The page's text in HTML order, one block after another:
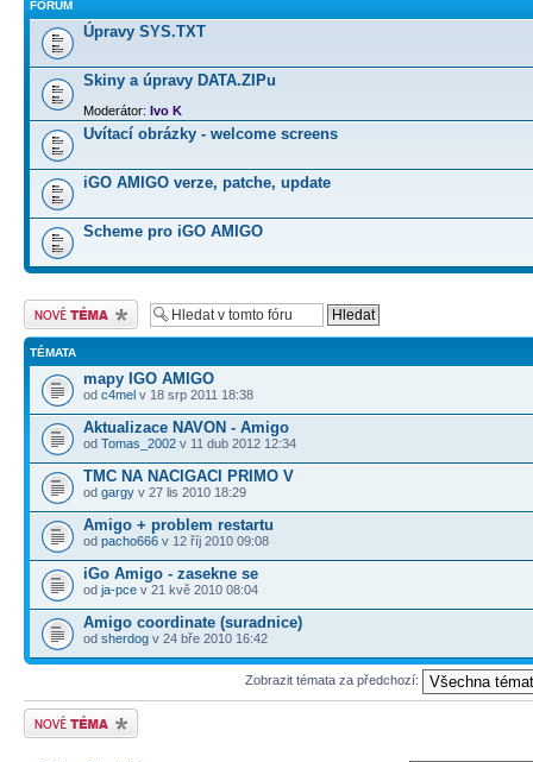
FÓRUM
Úpravy SYS.TXT
Skiny a úpravy DATA.ZIPu
Moderátor: Ivo K
Uvítací obrázky - welcome screens
iGO AMIGO verze, patche, update
Scheme pro iGO AMIGO
Odeslat nové téma
TÉMATA
mapy IGO AMIGO
od c4mel v 18 srp 2011 18:38
Aktualizace NAVON - Amigo
od Tomas_2002 v 11 dub 2012 12:34
TMC NA NACIGACI PRIMO V
od gargy v 27 lis 2010 18:29
Amigo + problem restartu
od pacho666 v 12 říj 2010 09:08
iGo Amigo - zasekne se
od ja-pce v 21 kvě 2010 08:04
Amigo coordinate (suradnice)
od sherdog v 24 bře 2010 16:42
Zobrazit témata za předchozí:
Odeslat nové téma